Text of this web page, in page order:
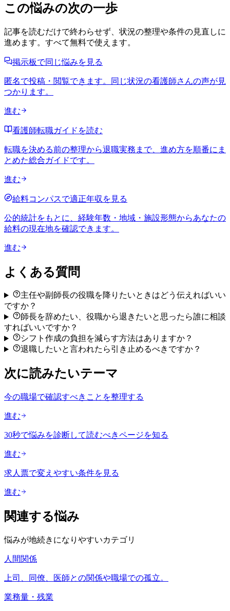
この悩みの次の一歩
記事を読むだけで終わらせず、状況の整理や条件の見直しに
進めます。すべて無料で使えます。
掲示板で同じ悩みを見る
匿名で投稿・閲覧できます。同じ状況の看護師さんの声が見
つかります。
進む
看護師転職ガイドを読む
転職を決める前の整理から退職実務まで、進め方を順番にま
とめた総合ガイドです。
進む
給料コンパスで適正年収を見る
公的統計をもとに、経験年数・地域・施設形態からあなたの
給料の現在地を確認できます。
進む
よくある質問
主任や副師長の役職を降りたいときはどう伝えればいい
ですか？
師長を辞めたい、役職から退きたいと思ったら誰に相談
すればいいですか？
シフト作成の負担を減らす方法はありますか？
退職したいと言われたら引き止めるべきですか？
次に読みたいテーマ
今の職場で確認すべきことを整理する
進む
30秒で悩みを診断して読むべきページを知る
進む
求人票で変えやすい条件を見る
進む
関連する悩み
悩みが地続きになりやすいカテゴリ
人間関係
上司、同僚、医師との関係や職場での孤立。
業務量・残業